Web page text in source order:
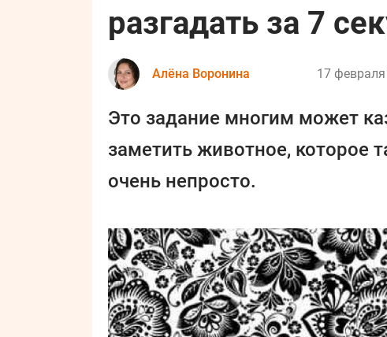
разгадать за 7
Алёна Воронина 17
Это задание многим может
заметить животное, которое
очень непросто.